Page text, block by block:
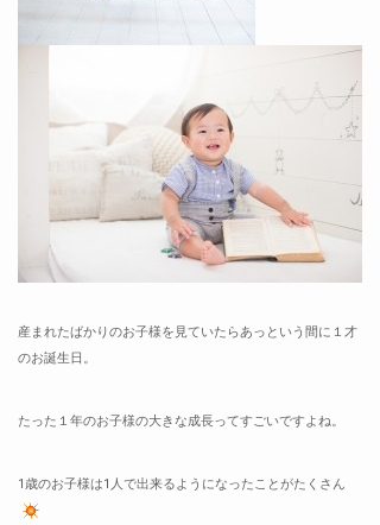
産まれたばかりのお子様を見ていたらあっという間に１才
のお誕生日。
たった１年のお子様の大きな成長ってすごいですよね。
1歳のお子様は1人で出来るようになったことがたくさん